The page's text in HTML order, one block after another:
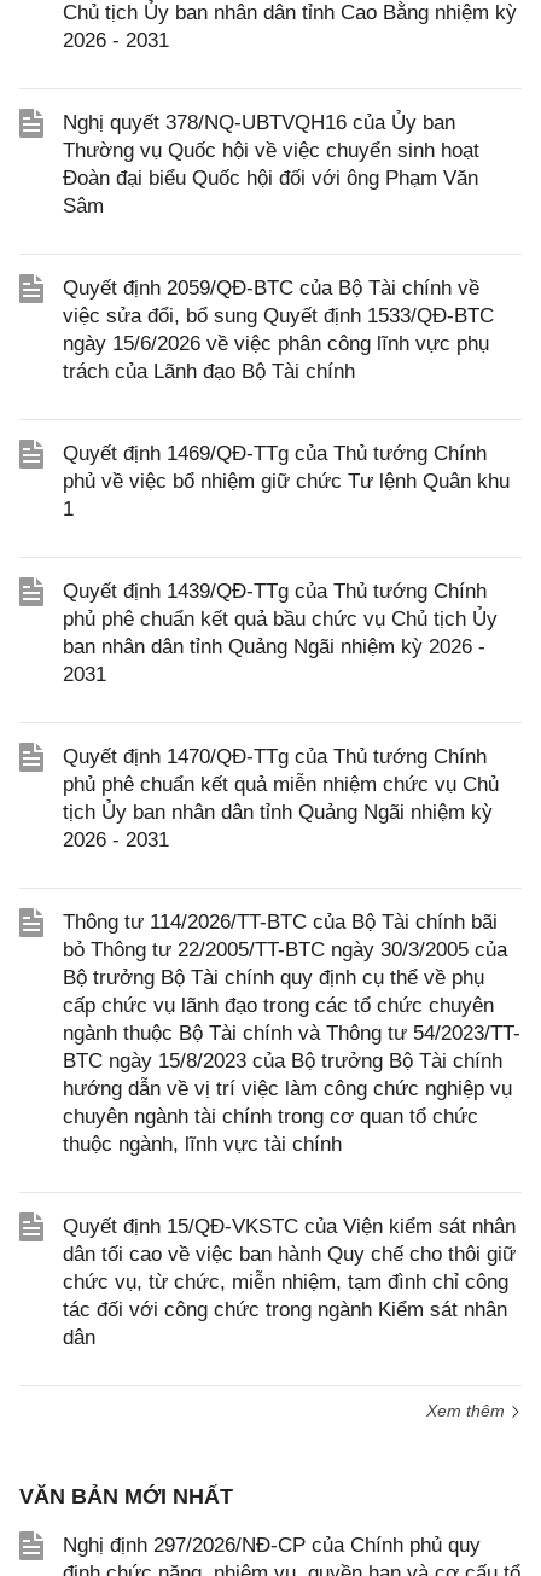
Chủ tịch Ủy ban nhân dân tỉnh Cao Bằng nhiệm kỳ
2026 - 2031
Nghị quyết 378/NQ-UBTVQH16 của Ủy ban
Thường vụ Quốc hội về việc chuyển sinh hoạt
Đoàn đại biểu Quốc hội đối với ông Phạm Văn
Sâm
Quyết định 2059/QĐ-BTC của Bộ Tài chính về
việc sửa đổi, bổ sung Quyết định 1533/QĐ-BTC
ngày 15/6/2026 về việc phân công lĩnh vực phụ
trách của Lãnh đạo Bộ Tài chính
Quyết định 1469/QĐ-TTg của Thủ tướng Chính
phủ về việc bổ nhiệm giữ chức Tư lệnh Quân khu
1
Quyết định 1439/QĐ-TTg của Thủ tướng Chính
phủ phê chuẩn kết quả bầu chức vụ Chủ tịch Ủy
ban nhân dân tỉnh Quảng Ngãi nhiệm kỳ 2026 -
2031
Quyết định 1470/QĐ-TTg của Thủ tướng Chính
phủ phê chuẩn kết quả miễn nhiệm chức vụ Chủ
tịch Ủy ban nhân dân tỉnh Quảng Ngãi nhiệm kỳ
2026 - 2031
Thông tư 114/2026/TT-BTC của Bộ Tài chính bãi
bỏ Thông tư 22/2005/TT-BTC ngày 30/3/2005 của
Bộ trưởng Bộ Tài chính quy định cụ thể về phụ
cấp chức vụ lãnh đạo trong các tổ chức chuyên
ngành thuộc Bộ Tài chính và Thông tư 54/2023/TT-
BTC ngày 15/8/2023 của Bộ trưởng Bộ Tài chính
hướng dẫn về vị trí việc làm công chức nghiệp vụ
chuyên ngành tài chính trong cơ quan tổ chức
thuộc ngành, lĩnh vực tài chính
Quyết định 15/QĐ-VKSTC của Viện kiểm sát nhân
dân tối cao về việc ban hành Quy chế cho thôi giữ
chức vụ, từ chức, miễn nhiệm, tạm đình chỉ công
tác đối với công chức trong ngành Kiểm sát nhân
dân
Xem thêm
VĂN BẢN MỚI NHẤT
Nghị định 297/2026/NĐ-CP của Chính phủ quy